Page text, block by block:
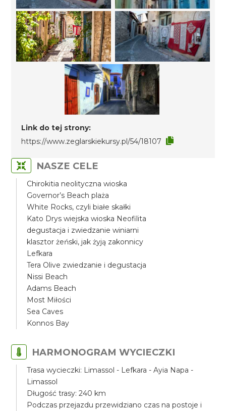
Link do tej strony:
https://www.zeglarskiekursy.pl/54/18107
NASZE CELE
Chirokitia neolityczna wioska
Governor’s Beach plaża
White Rocks, czyli białe skałki
Kato Drys wiejska wioska Neofilita
degustacja i zwiedzanie winiarni
klasztor żeński, jak żyją zakonnicy
Lefkara
Tera Olive zwiedzanie i degustacja
Nissi Beach
Adams Beach
Most Miłości
Sea Caves
Konnos Bay
HARMONOGRAM WYCIECZKI
Trasa wycieczki: Limassol - Lefkara - Ayia Napa -
Limassol
Długość trasy: 240 km
Podczas przejazdu przewidziano czas na postoje i